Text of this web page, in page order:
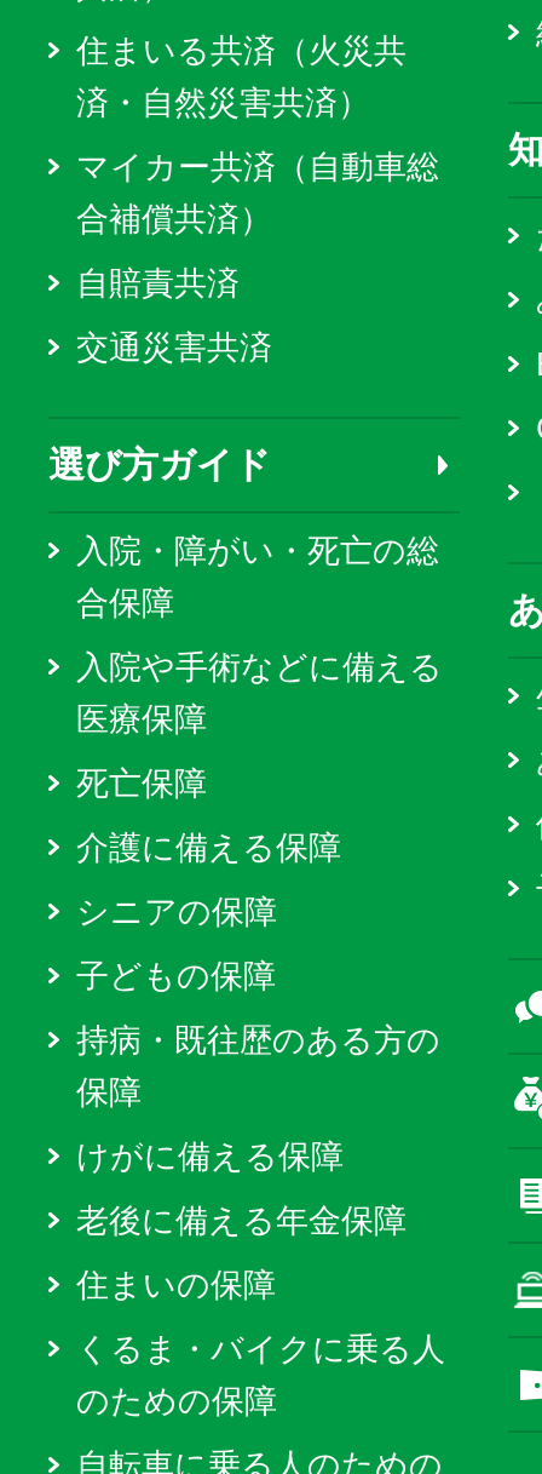
住まいる共済（火災共
済・自然災害共済）
マイカー共済（自動車総
合補償共済）
自賠責共済
交通災害共済
選び方ガイド
入院・障がい・死亡の総
合保障
入院や手術などに備える
医療保障
死亡保障
介護に備える保障
シニアの保障
子どもの保障
持病・既往歴のある方の
保障
けがに備える保障
老後に備える年金保障
住まいの保障
くるま・バイクに乗る人
のための保障
自転車に乗る人のための